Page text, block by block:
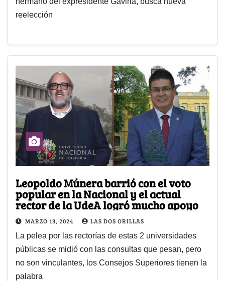
reelección
Leopoldo Múnera barrió con el voto
popular en la Nacional y el actual
rector de la UdeA logró mucho apoyo
MARZO 13, 2024 LAS DOS ORILLAS
La pelea por las rectorías de estas 2 universidades
públicas se midió con las consultas que pesan, pero
no son vinculantes, los Consejos Superiores tienen la
palabra